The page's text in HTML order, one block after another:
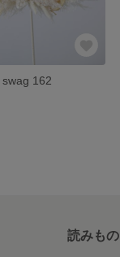
162
読みもの